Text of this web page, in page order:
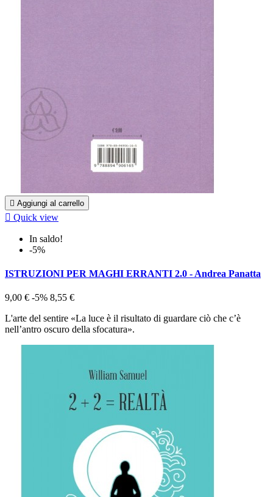
 Aggiungi al carrello
 Quick view
In saldo!
-5%
ISTRUZIONI PER MAGHI ERRANTI 2.0 - Andrea Panatta
9,00 € -5% 8,55 €
L'arte del sentire «La luce è il risultato di guardare ciò che c’è
nell’antro oscuro della sfocatura».